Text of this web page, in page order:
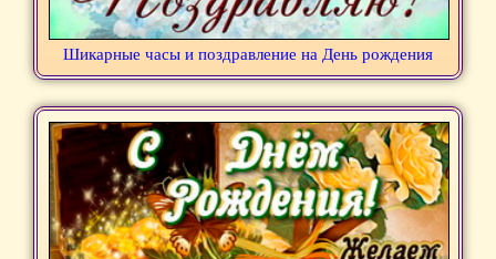
Шикарные часы и поздравление на День рождения